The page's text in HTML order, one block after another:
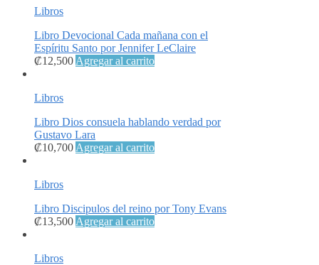
Libros
Libro Devocional Cada mañana con el
Espíritu Santo por Jennifer LeClaire
₡12,500 Agregar al carrito
Libros
Libro Dios consuela hablando verdad por
Gustavo Lara
₡10,700 Agregar al carrito
Libros
Libro Discipulos del reino por Tony Evans
₡13,500 Agregar al carrito
Libros